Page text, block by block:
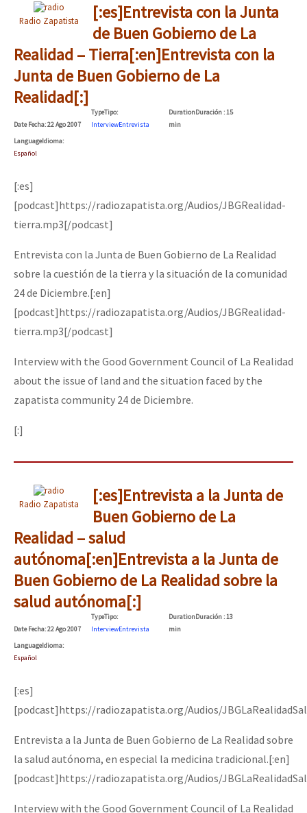
Radio Zapatista
[:es]Entrevista con la Junta
de Buen Gobierno de La
Realidad – Tierra[:en]Entrevista con la
Junta de Buen Gobierno de La
Realidad[:]
DateFecha: 22 Ago 2007
TypeTipo:
InterviewEntrevista
DurationDuración: 15
min
LanguageIdioma:
Español
[:es]
[podcast]https://radiozapatista.org/Audios/JBGRealidad-
tierra.mp3[/podcast]
Entrevista con la Junta de Buen Gobierno de La Realidad
sobre la cuestión de la tierra y la situación de la comunidad
24 de Diciembre.[:en]
[podcast]https://radiozapatista.org/Audios/JBGRealidad-
tierra.mp3[/podcast]
Interview with the Good Government Council of La Realidad
about the issue of land and the situation faced by the
zapatista community 24 de Diciembre.
[:]
Radio Zapatista
[:es]Entrevista a la Junta de
Buen Gobierno de La
Realidad – salud
autónoma[:en]Entrevista a la Junta de
Buen Gobierno de La Realidad sobre la
salud autónoma[:]
DateFecha: 22 Ago 2007
TypeTipo:
InterviewEntrevista
DurationDuración: 13
min
LanguageIdioma:
Español
[:es]
[podcast]https://radiozapatista.org/Audios/
Entrevista a la Junta de Buen Gobierno de La Realidad sobre
la salud autónoma, en especial la medicina tradicional.[:en]
[podcast]https://radiozapatista.org/Audios/
Interview with the Good Government Council of La Realidad